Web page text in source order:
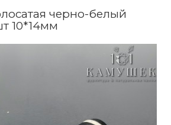
черно-белый
10*14мм